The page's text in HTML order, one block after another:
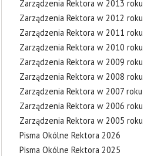
Zarządzenia Rektora w 2013 roku
Zarządzenia Rektora w 2012 roku
Zarządzenia Rektora w 2011 roku
Zarządzenia Rektora w 2010 roku
Zarządzenia Rektora w 2009 roku
Zarządzenia Rektora w 2008 roku
Zarządzenia Rektora w 2007 roku
Zarządzenia Rektora w 2006 roku
Zarządzenia Rektora w 2005 roku
Pisma Okólne Rektora 2026
Pisma Okólne Rektora 2025